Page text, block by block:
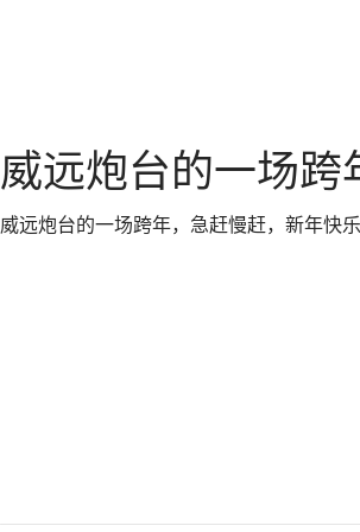
威远炮台的一场跨
威远炮台的一场跨年，急赶慢赶，新年快